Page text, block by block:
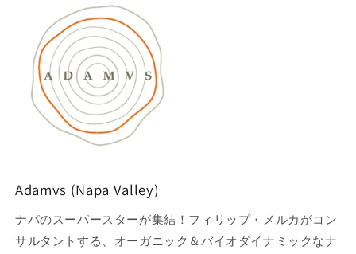
Adamvs (Napa Valley)
ナパのスーパースターが集結！フィリップ・メルカがコン
サルタントする、オーガニック＆バイオダイナミックなナ